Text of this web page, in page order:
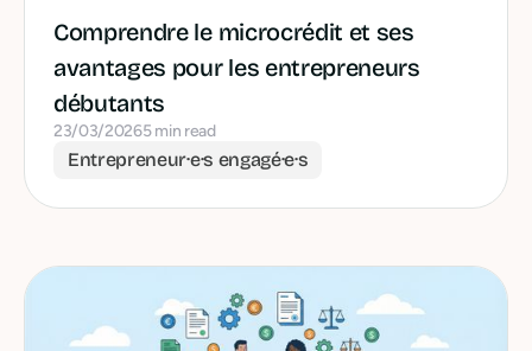
Comprendre le microcrédit et ses
avantages pour les entrepreneurs
débutants
23/03/20265 min read
Entrepreneur·e·s engagé·e·s